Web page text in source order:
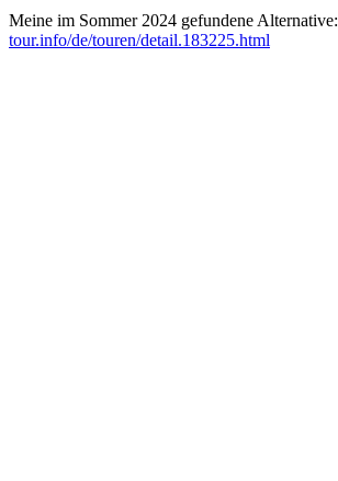
Meine im Sommer 2024 gefundene Alternative:
tour.info/de/touren/detail.183225.html